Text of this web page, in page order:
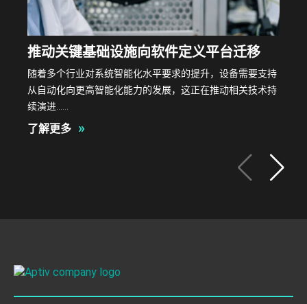
推动关键基础设施向软件定义平台迁移
随着多个行业对系统智能化水平要求的提升，设备需要支持
从自动化向更高智能化能力的发展，这正在推动相关技术持
续演进……
了解更多 »